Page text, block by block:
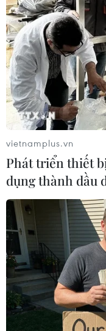
Tàu cá mang biển
bắt hải sản tại vùng
với một tàu chở
Nam khiến tàu cá bị
Kiên Giang:
đột quỵ trên
21/04/2020 04:13
vietnamplus.vn
Phát triển thiết
dụng thành dầu